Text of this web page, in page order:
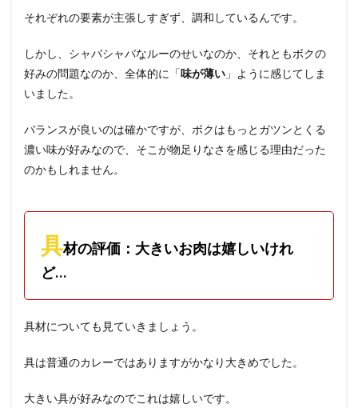
それぞれの要素が主張しすぎず、調和しているんです。
しかし、シャバシャバなルーのせいなのか、それともボクの
好みの問題なのか、全体的に「味が薄い 」ように感じてしま
いました。
バランスが良いのは確かですが、ボクはもっとガツンとくる
濃い味が好みなので、そこが物足りなさを感じる理由だった
のかもしれません。
具材の評価：大きいお肉は嬉しいけれ
ど…
具材についても見ていきましょう。
具は普通のカレーではありますがかなり大きめでした。
大きい具が好みなのでこれは嬉しいです。